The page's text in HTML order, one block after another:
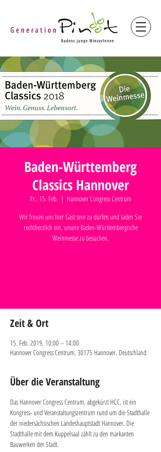
Baden-Württemberg
Classics Hannover
Fr., 15. Feb.
  |
Hannover Congress Centrum
Wir freuen uns hier Gast sein zu dürfen und laden Sie
rechtherzlich ein, unsere Baden-Württembergische
Weinmesse zu besuchen.
Zeit & Ort
15. Feb. 2019, 10:00 – 14:00
Hannover Congress Centrum, 30175 Hannover, Deutschland
Über die Veranstaltung
Das Hannover Congress Centrum, abgekürzt HCC, ist ein
Kongress- und Veranstaltungszentrum rund um die Stadthalle
der niedersächsischen Landeshauptstadt Hannover. Die
Stadthalle mit dem Kuppelsaal zählt zu den markanten
Bauwerken der Stadt.